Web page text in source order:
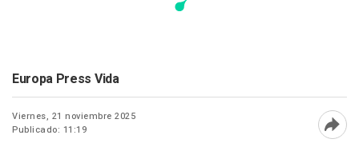
Europa Press Vida
Viernes, 21 noviembre 2025
Publicado: 11:19